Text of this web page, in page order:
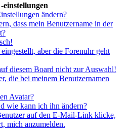
ändern?
dass mein Benutzername in der
aber die Forenuhr geht
diesem Board nicht zur Auswahl!
die bei meinem Benutzernamen
Avatar?
wie kann ich ihn ändern?
auf den E-Mail-Link klicke,
mich anzumelden.